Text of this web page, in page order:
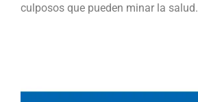
culposos que pueden minar la salud.